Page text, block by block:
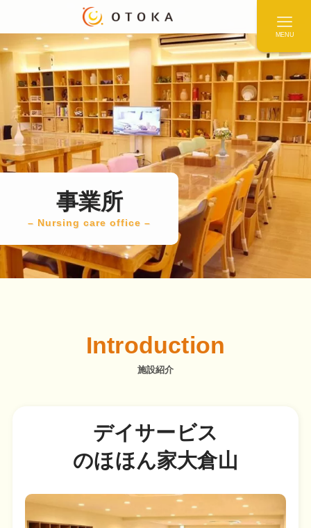
MENU
事業所
– Nursing care office –
Introduction
施設紹介
デイサービス
のほほん家大倉山